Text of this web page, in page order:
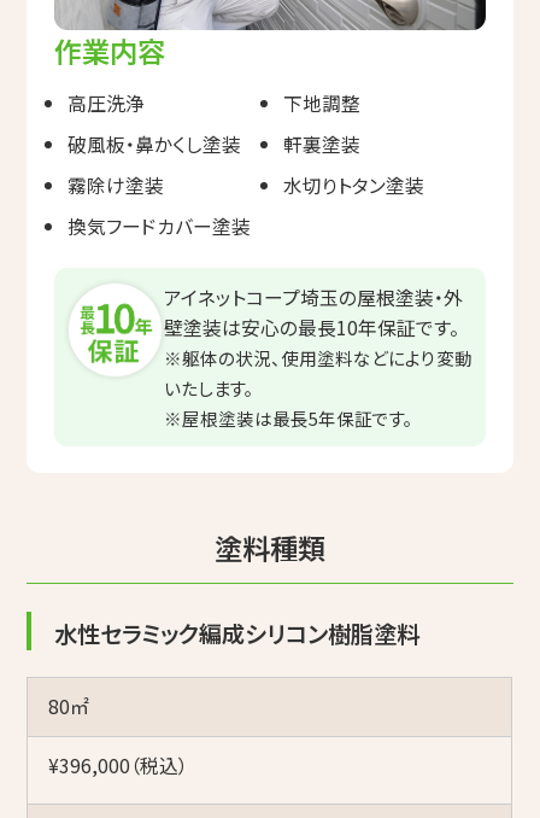
作業内容
高圧洗浄
破風板・鼻かくし塗装
霧除け塗装
換気フードカバー塗装
下地調整
軒裏塗装
水切りトタン塗装
アイネットコープ埼玉の屋根塗装・外
壁塗装は安心の最長10年保証です。
※躯体の状況、使用塗料などにより変動
いたします。
※屋根塗装は最長5年保証です。
塗料種類
水性セラミック編成シリコン樹脂塗料
80㎡
¥396,000（税込）